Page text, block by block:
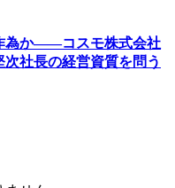
為か――コスモ株式会社
次社長の経営資質を問う